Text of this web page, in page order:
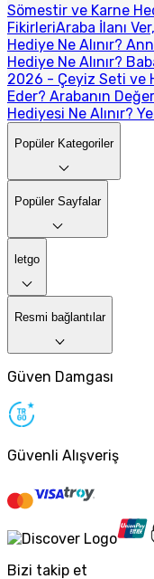
Sömestir ve Karne
FikirleriAraba İlanı
Hediye Ne Alınır?
Hediye Ne Alınır?
2026 - Çeyiz Seti ve
Eder? Arabanın
Hediyesi Ne Alınır?
Popüler Kategoriler
Popüler Sayfalar
letgo
Resmi bağlantılar
Güven Damgası
Güvenli Alışveriş
Bizi takip et